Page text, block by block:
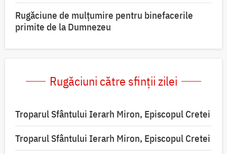
Rugăciune de mulțumire pentru binefacerile
primite de la Dumnezeu
Rugăciuni către sfinții zilei
Troparul Sfântului Ierarh Miron, Episcopul Cretei
Troparul Sfântului Ierarh Miron, Episcopul Cretei